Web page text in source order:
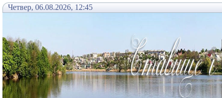
Четвер, 06.08.2026, 12:45